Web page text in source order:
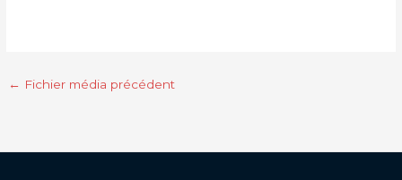
← Fichier média précédent